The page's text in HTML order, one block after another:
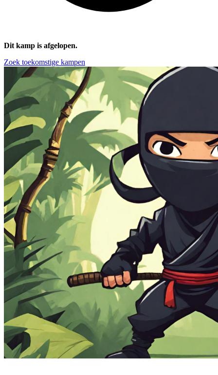
Dit kamp is afgelopen.
Zoek toekomstige kampen